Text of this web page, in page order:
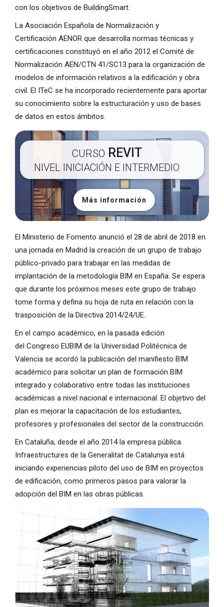
con los objetivos de BuildingSmart.
La Asociación Española de Normalización y
Certificación AENOR que desarrolla normas técnicas y
certificaciones constituyó en el año 2012 el Comité de
Normalización AEN/CTN 41/SC13 para la organización de
modelos de información relativos a la edificación y obra
civil. El ITeC se ha incorporado recientemente para aportar
su conocimiento sobre la estructuración y uso de bases
de datos en estos ámbitos.
CURSO REVIT
NIVEL INICIACIÓN E INTERMEDIO
Más información
El Ministerio de Fomento anunció el 28 de abril de 2018 en
una jornada en Madrid la creación de un grupo de trabajo
público-privado para trabajar en las medidas de
implantación de la metodología BIM en España. Se espera
que durante los próximos meses este grupo de trabajo
tome forma y defina su hoja de ruta en relación con la
trasposición de la Directiva 2014/24/UE.
En el campo académico, en la pasada edición
del Congreso EUBIM de la Universidad Politécnica de
Valencia se acordó la publicación del manifiesto BIM
académico para solicitar un plan de formación BIM
integrado y colaborativo entre todas las instituciones
académicas a nivel nacional e internacional. El objetivo del
plan es mejorar la capacitación de los estudiantes,
profesores y profesionales del sector de la construcción.
En Cataluña, desde el año 2014 la empresa pública
Infraestructures de la Generalitat de Catalunya está
iniciando experiencias piloto del uso de BIM en proyectos
de edificación, como primeros pasos para valorar la
adopción del BIM en las obras públicas.